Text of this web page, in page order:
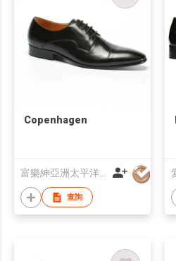
Copenhagen
富樂紳亞洲太平洋有限公司
查詢